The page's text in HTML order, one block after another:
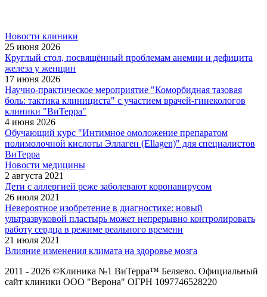
Новости клиники
25 июня 2026
Круглый стол, посвящённый проблемам анемии и дефицита
железа у женщин
17 июня 2026
Научно-практическое мероприятие "Коморбидная тазовая
боль: тактика клинициста" с участием врачей-гинекологов
клиники "ВиТерра"
4 июня 2026
Обучающий курс "Интимное омоложение препаратом
полимолочной кислоты Эллаген (Ellagen)" для специалистов
ВиТерра
Новости медицины
2 августа 2021
Дети с аллергией реже заболевают коронавирусом
26 июля 2021
Невероятное изобретение в диагностике: новый
ультразвуковой пластырь может непрерывно контролировать
работу сердца в режиме реального времени
21 июля 2021
Влияние изменения климата на здоровье мозга
2011 - 2026 ©Клиника №1 ВиТерра™ Беляево. Официальный
сайт клиники ООО "Верона" ОГРН 1097746528220